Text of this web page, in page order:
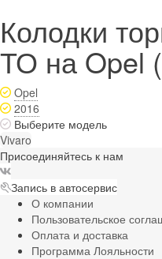
Колодки
ТО на Opel
Opel
2016
Выберите модель
Vivaro
Присоединяйтесь к нам
Запись в автосервис
О компании
Пользовательское
Оплата и доставка
Программа Лояльности